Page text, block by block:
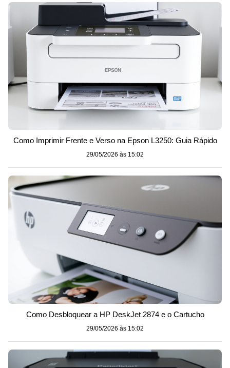
Como Imprimir Frente e Verso na Epson L3250: Guia Rápido
29/05/2026 às 15:02
Como Desbloquear a HP DeskJet 2874 e o Cartucho
29/05/2026 às 15:02